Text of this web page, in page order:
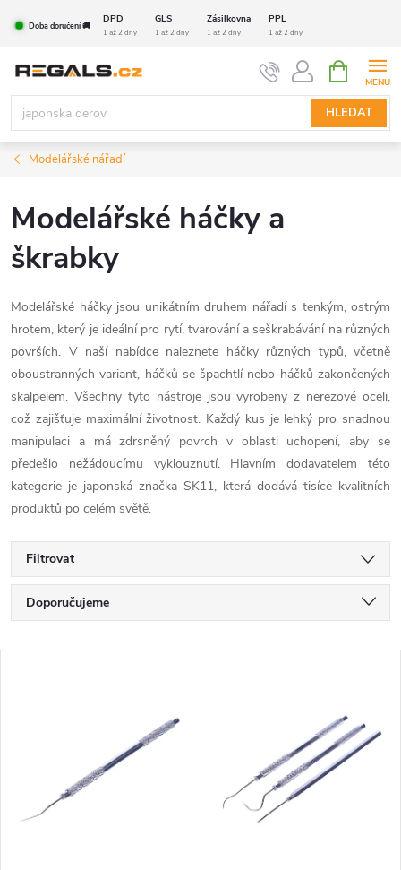
Doba doručení 🚚
DPD GLS Zásilkovna PPL
1 až 2 dny 1 až 2 dny 1 až 2 dny 1 až 2 dny
HLEDAT
NÁKUPNÍ
KOŠÍK
Modelářské nářadí
Modelářské háčky a
škrabky
Modelářské háčky jsou unikátním druhem nářadí s tenkým, ostrým
hrotem, který je ideální pro rytí, tvarování a seškrabávání na různých
površích. V naší nabídce naleznete háčky různých typů, včetně
oboustranných variant, háčků se špachtlí nebo háčků zakončených
skalpelem. Všechny tyto nástroje jsou vyrobeny z nerezové oceli,
což zajišťuje maximální životnost. Každý kus je lehký pro snadnou
manipulaci a má zdrsněný povrch v oblasti uchopení, aby se
předešlo nežádoucímu vyklouznutí. Hlavním dodavatelem této
kategorie je japonská značka SK11, která dodává tisíce kvalitních
produktů po celém světě.
Filtrovat
Ř
a
Doporučujeme